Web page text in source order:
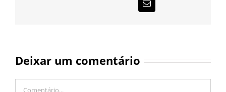
E-
mail
Deixar um comentário